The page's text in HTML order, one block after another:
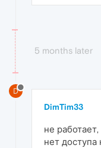
5 months later
D
DimTim33
не
нет доступа